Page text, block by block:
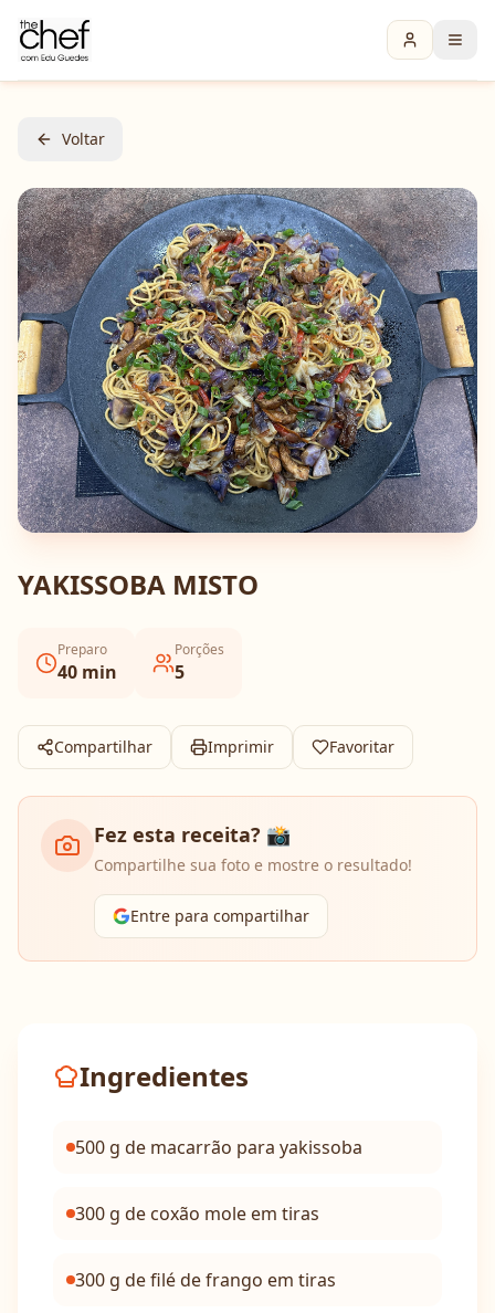
Voltar
YAKISSOBA MISTO
Preparo
40 min
Porções
5
Compartilhar Imprimir Favoritar
Fez esta receita? 📸
Compartilhe sua foto e mostre o resultado!
Entre para compartilhar
Ingredientes
500 g de macarrão para yakissoba
300 g de coxão mole em tiras
300 g de filé de frango em tiras